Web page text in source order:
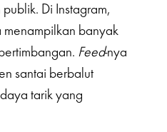
Di Instagram,
banyak
Feed-nya
santai berbalut
tarik yang